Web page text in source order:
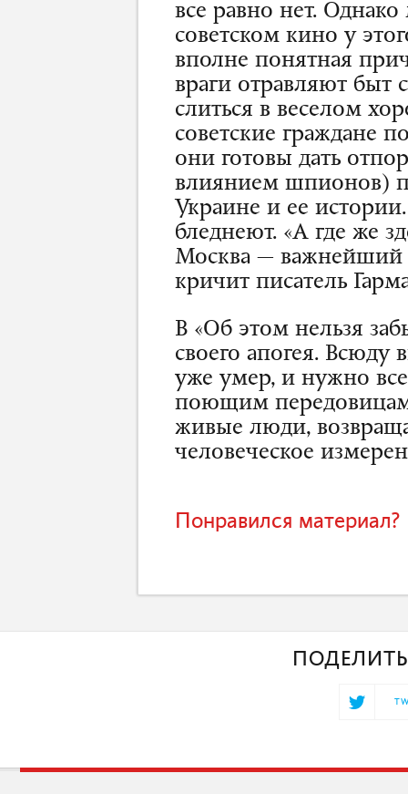
все равно нет.
советском кино у
вполне понятная
враги отравляют быт
слиться в веселом
советские граждане
они готовы дать
влиянием шпионов)
Украине и ее
бледнеют. «А где же
Москва — важнейший
кричит писатель
В «Об этом нельзя
своего апогея. Всюду
уже умер, и нужно
поющим передовицам
живые люди,
человеческое
Понравился